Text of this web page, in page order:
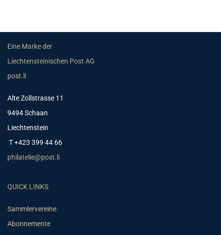
Eine Marke der
Liechtensteinischen Post AG
post.li
Alte Zollstrasse 11
9494 Schaan
Liechtenstein
T +423 399 44 66
philatelie@post.li
QUICK LINKS
Sammlervereine
Abonnemente